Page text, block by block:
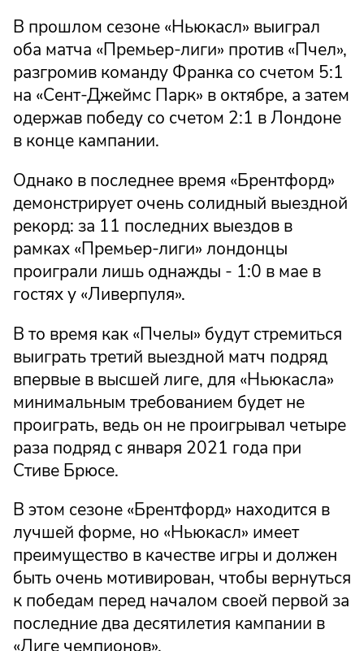
В прошлом сезоне «Ньюкасл» выиграл
оба матча «Премьер-лиги» против «Пчел»,
разгромив команду Франка со счетом 5:1
на «Сент-Джеймс Парк» в октябре, а затем
одержав победу со счетом 2:1 в Лондоне
в конце кампании.
Однако в последнее время «Брентфорд»
демонстрирует очень солидный выездной
рекорд: за 11 последних выездов в
рамках «Премьер-лиги» лондонцы
проиграли лишь однажды - 1:0 в мае в
гостях у «Ливерпуля».
В то время как «Пчелы» будут стремиться
выиграть третий выездной матч подряд
впервые в высшей лиге, для «Ньюкасла»
минимальным требованием будет не
проиграть, ведь он не проигрывал четыре
раза подряд с января 2021 года при
Стиве Брюсе.
В этом сезоне «Брентфорд» находится в
лучшей форме, но «Ньюкасл» имеет
преимущество в качестве игры и должен
быть очень мотивирован, чтобы вернуться
к победам перед началом своей первой за
последние два десятилетия кампании в
«Лиге чемпионов».